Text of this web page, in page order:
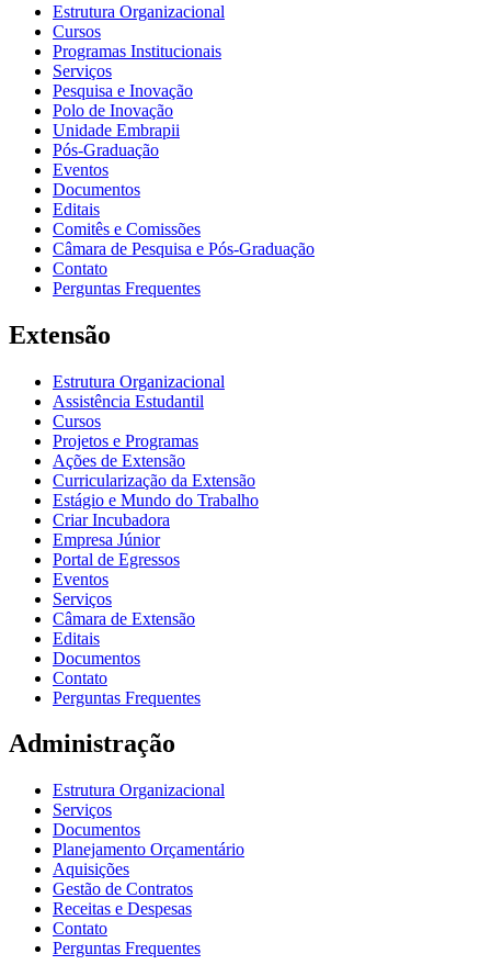
Estrutura Organizacional
Cursos
Programas Institucionais
Serviços
Pesquisa e Inovação
Polo de Inovação
Unidade Embrapii
Pós-Graduação
Eventos
Documentos
Editais
Comitês e Comissões
Câmara de Pesquisa e Pós-Graduação
Contato
Perguntas Frequentes
Extensão
Estrutura Organizacional
Assistência Estudantil
Cursos
Projetos e Programas
Ações de Extensão
Curricularização da Extensão
Estágio e Mundo do Trabalho
Criar Incubadora
Empresa Júnior
Portal de Egressos
Eventos
Serviços
Câmara de Extensão
Editais
Documentos
Contato
Perguntas Frequentes
Administração
Estrutura Organizacional
Serviços
Documentos
Planejamento Orçamentário
Aquisições
Gestão de Contratos
Receitas e Despesas
Contato
Perguntas Frequentes